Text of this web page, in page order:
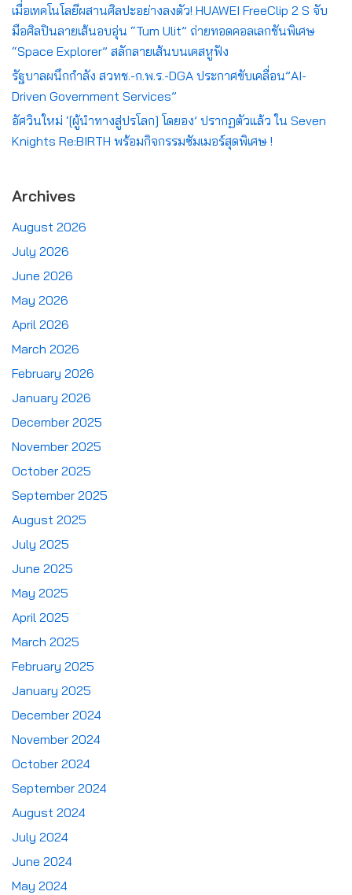
เมื่อเทคโนโลยีผสานศิลปะอย่างลงตัว! HUAWEI FreeClip 2 S จับ
มือศิลปินลายเส้นอบอุ่น “Tum Ulit” ถ่ายทอดคอลเลกชันพิเศษ
“Space Explorer” สลักลายเส้นบนเคสหูฟัง
รัฐบาลผนึกกำลัง สวทช.-ก.พ.ร.-DGA ประกาศขับเคลื่อน”AI-
Driven Government Services”
อัศวินใหม่ ‘[ผู้นำทางสู่ปรโลก] โดยอง’ ปรากฏตัวแล้ว ใน Seven
Knights Re:BIRTH พร้อมกิจกรรมซัมเมอร์สุดพิเศษ !
Archives
August 2026
July 2026
June 2026
May 2026
April 2026
March 2026
February 2026
January 2026
December 2025
November 2025
October 2025
September 2025
August 2025
July 2025
June 2025
May 2025
April 2025
March 2025
February 2025
January 2025
December 2024
November 2024
October 2024
September 2024
August 2024
July 2024
June 2024
May 2024